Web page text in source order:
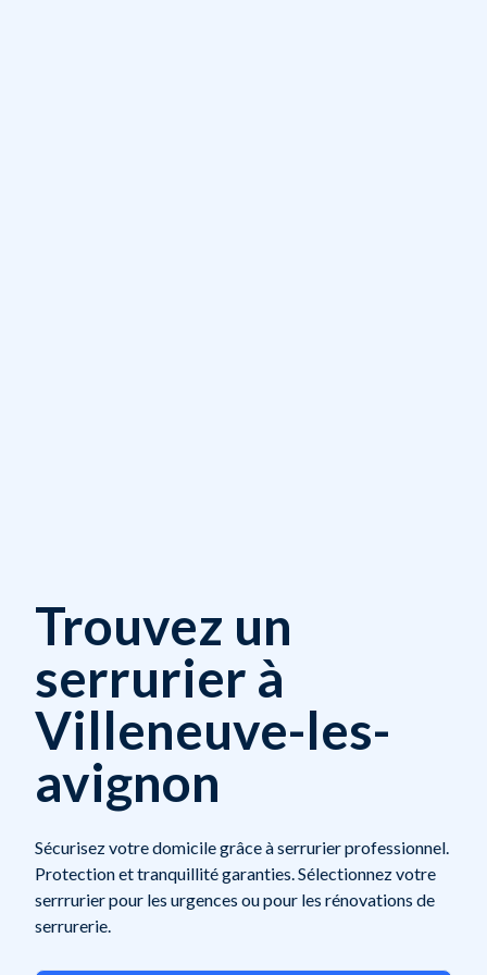
Trouvez un
serrurier à
Villeneuve-les-
avignon
Sécurisez votre domicile grâce à serrurier professionnel.
Protection et tranquillité garanties. Sélectionnez votre
serrrurier pour les urgences ou pour les rénovations de
serrurerie.